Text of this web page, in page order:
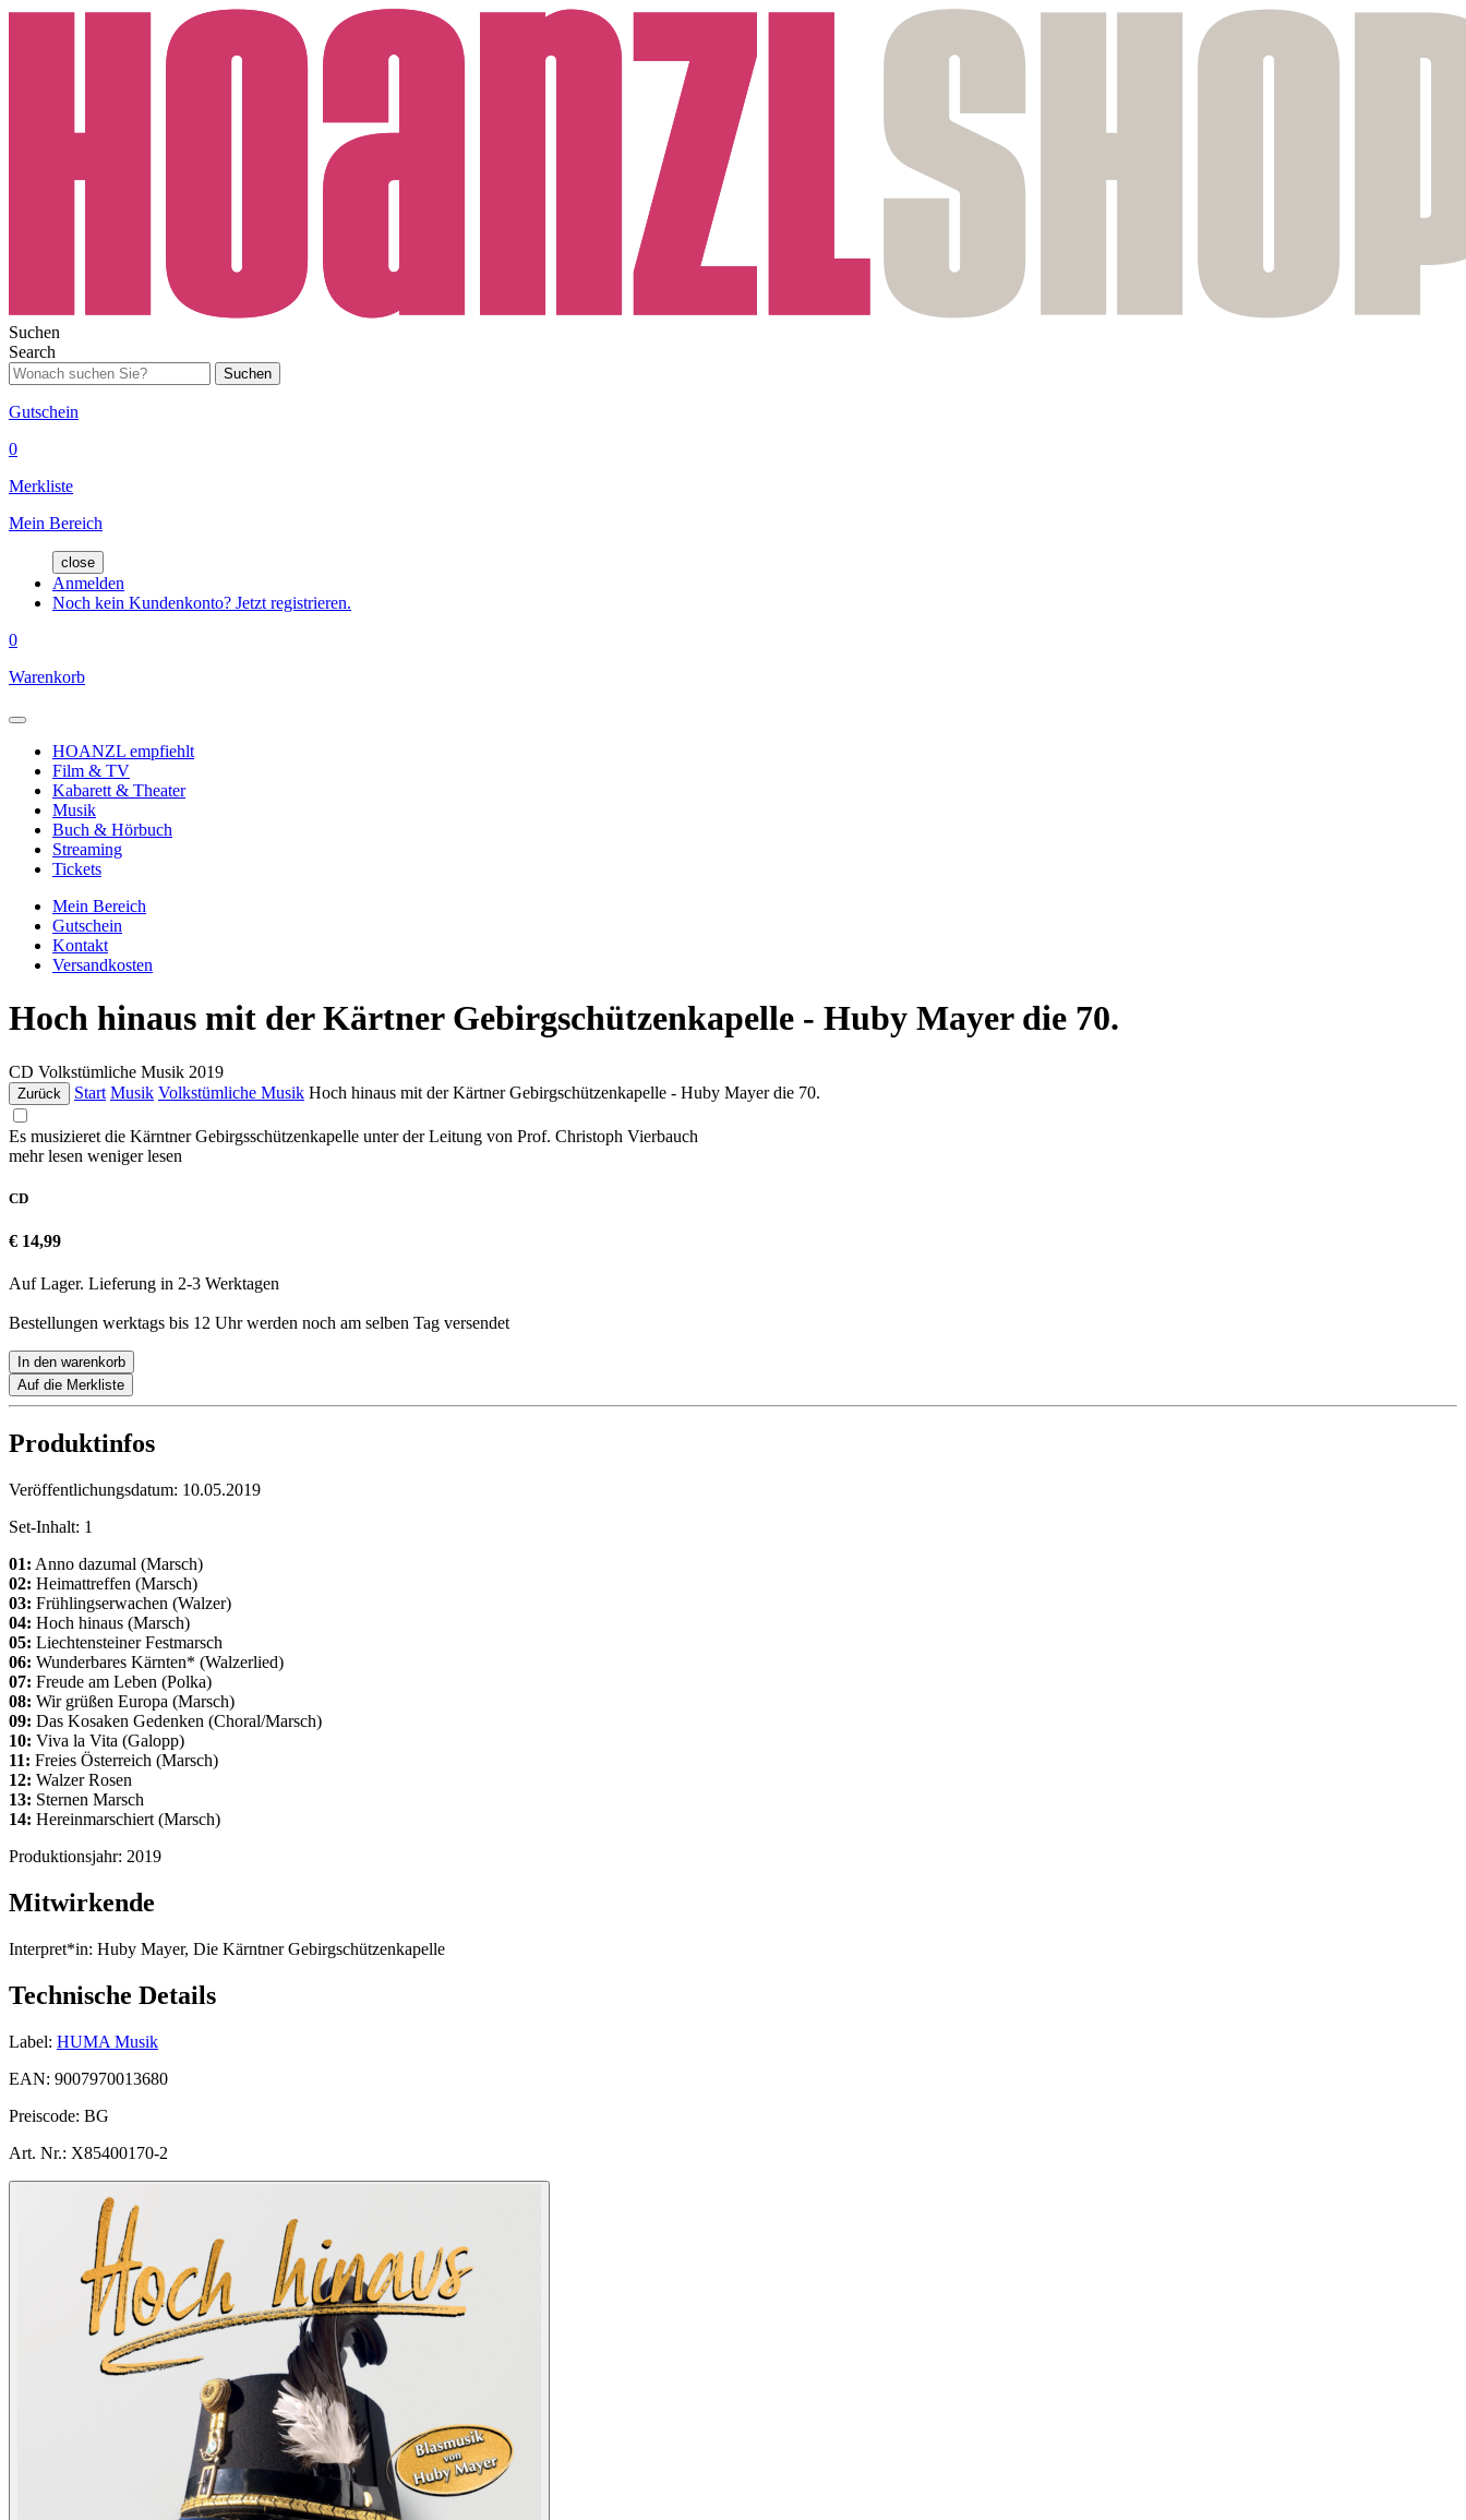
Suchen
Search
Suchen
Gutschein
0
Merkliste
Mein Bereich
close
Anmelden
Noch kein Kundenkonto? Jetzt registrieren.
0
Warenkorb
HOANZL empfiehlt
Film & TV
Kabarett & Theater
Musik
Buch & Hörbuch
Streaming
Tickets
Mein Bereich
Gutschein
Kontakt
Versandkosten
Hoch hinaus mit der Kärtner Gebirgschützenkapelle - Huby Mayer die 70.
CD Volkstümliche Musik 2019
Zurück Start Musik Volkstümliche Musik Hoch hinaus mit der Kärtner Gebirgschützenkapelle - Huby Mayer die 70.
Es musizieret die Kärntner Gebirgsschützenkapelle unter der Leitung von Prof. Christoph Vierbauch
mehr lesen weniger lesen
CD
€ 14,99
Auf Lager. Lieferung in 2-3 Werktagen
Bestellungen werktags bis 12 Uhr werden noch am selben Tag versendet
In den warenkorb
Auf die Merkliste
Produktinfos
Veröffentlichungsdatum: 10.05.2019
Set-Inhalt: 1
01: Anno dazumal (Marsch)
02: Heimattreffen (Marsch)
03: Frühlingserwachen (Walzer)
04: Hoch hinaus (Marsch)
05: Liechtensteiner Festmarsch
06: Wunderbares Kärnten* (Walzerlied)
07: Freude am Leben (Polka)
08: Wir grüßen Europa (Marsch)
09: Das Kosaken Gedenken (Choral/Marsch)
10: Viva la Vita (Galopp)
11: Freies Österreich (Marsch)
12: Walzer Rosen
13: Sternen Marsch
14: Hereinmarschiert (Marsch)
Produktionsjahr: 2019
Mitwirkende
Interpret*in: Huby Mayer, Die Kärntner Gebirgschützenkapelle
Technische Details
Label: HUMA Musik
EAN: 9007970013680
Preiscode: BG
Art. Nr.: X85400170-2